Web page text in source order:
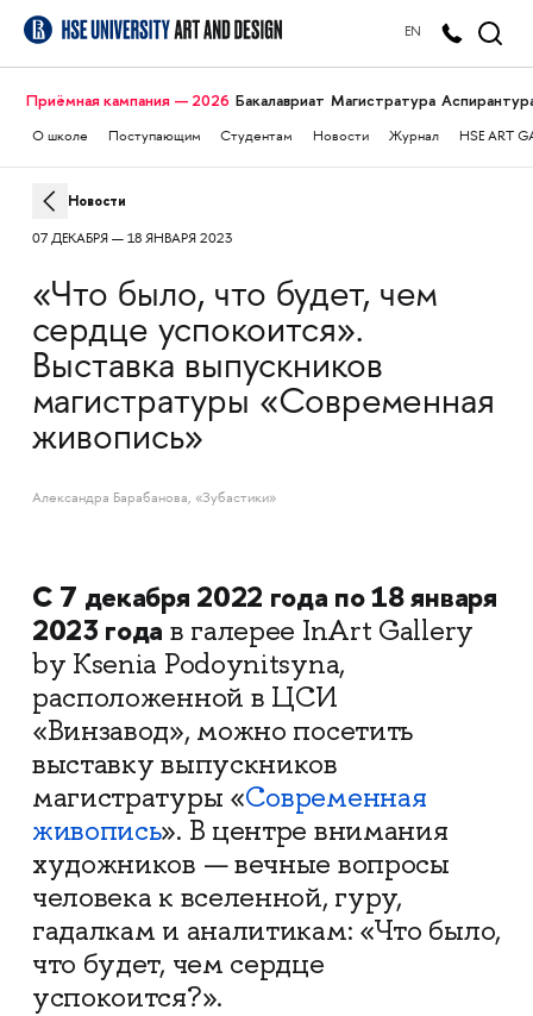
EN
Приёмная кампания — 2026 Бакалавриат Магистратура
О школе Поступающим Студентам Новости Журнал HSE ART
Новости
07 ДЕКАБРЯ — 18 ЯНВАРЯ 2023
«Что было, что будет, чем
сердце успокоится».
Выставка выпускников
магистратуры «Современная
живопись»
Александра Барабанова, «Зубастики»
С 7 декабря 2022 года по 18 января
2023 года в галерее InArt Gallery
by Ksenia Podoynitsyna,
расположенной в ЦСИ
«Винзавод», можно посетить
выставку выпускников
магистратуры «Современная
живопись». В центре внимания
художников — вечные вопросы
человека к вселенной, гуру,
гадалкам и аналитикам: «Что было,
что будет, чем сердце
успокоится?».